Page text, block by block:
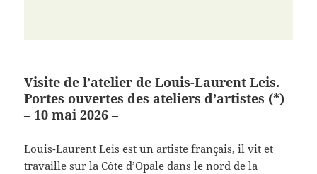
Visite de l’atelier de Louis-Laurent Leis.
Portes ouvertes des ateliers d’artistes (*)
– 10 mai 2026 –
Louis-Laurent Leis est un artiste français, il vit et
travaille sur la Côte d’Opale dans le nord de la